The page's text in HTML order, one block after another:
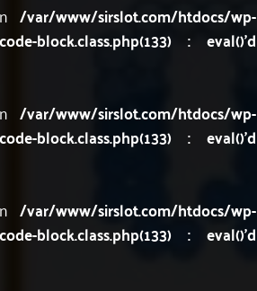
/var/www/sirslot.com/htdocs/wp-
block.class.php(133) : eval()'d
/var/www/sirslot.com/htdocs/wp-
block.class.php(133) : eval()'d
/var/www/sirslot.com/htdocs/wp-
block.class.php(133) : eval()'d